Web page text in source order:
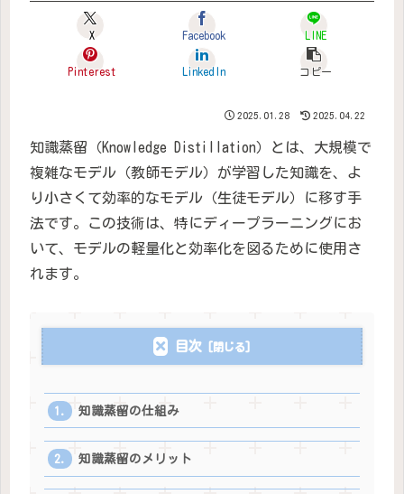
X Facebook LINE
Pinterest LinkedIn コピー
2025.01.28 2025.04.22
知識蒸留（Knowledge Distillation）とは、大規模で
複雑なモデル（教師モデル）が学習した知識を、よ
り小さくて効率的なモデル（生徒モデル）に移す手
法です。この技術は、特にディープラーニングにお
いて、モデルの軽量化と効率化を図るために使用さ
れます。
目次
知識蒸留の仕組み
知識蒸留のメリット